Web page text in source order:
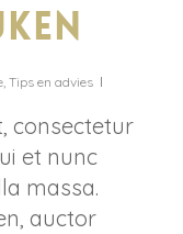
, Tips en advies
consectetur
et nunc
massa.
auctor